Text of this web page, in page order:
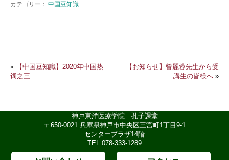
カテゴリー： 中国豆知識
«
【中国豆知識】2020年中国热
词之三
【お知らせ】曾麗蓉先生から受
講生の皆様へ »
神戸東洋医療学院 孔子課堂
〒650-0021 兵庫県神戸市中央区三宮町1丁目9-1
センタープラザ14階
TEL:078-333-1289